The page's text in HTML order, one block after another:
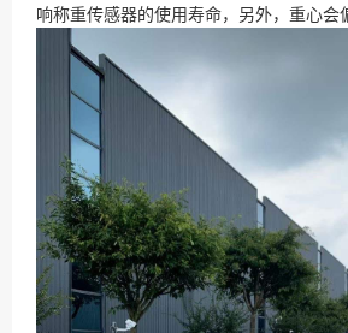
响称重传感器的使用寿命，另外，重心会